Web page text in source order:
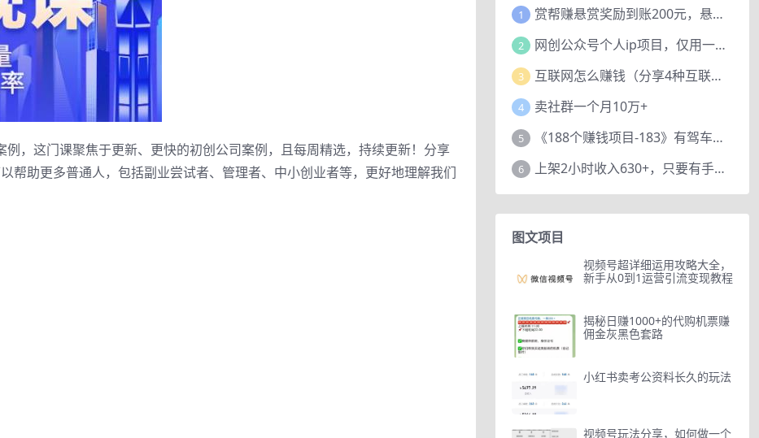
，这门课聚焦于更新、更快的初创公司案例，且每周精选，持续更新！分享
帮助更多普通人，包括副业尝试者、管理者、中小创业者等，更好地理解我们
1 赏帮赚悬赏奖励到账200元，悬赏任务多劳多得，人人可做。
2 网创公众号个人ip项目，仅用一篇文章做到全网引流！
3 互联网怎么赚钱（分享4种互联网赚钱模式）
4 卖社群一个月10万+
5 《188个赚钱项目-183》有驾车评项目，动动小手，复制粘贴赚44元！
6 上架2小时收入630+，只要有手就能做的AI搞钱项目，奶奶看完都能学会!
图文项目
视频号超详细运用攻略大全，
新手从0到1运营引流变现教程
揭秘日赚1000+的代购机票赚
佣金灰黑色套路
小红书卖考公资料长久的玩法
视频号玩法分享，如何做一个